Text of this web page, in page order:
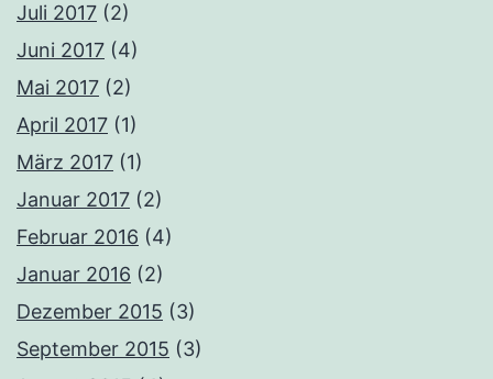
Juli 2017 (2)
Juni 2017 (4)
Mai 2017 (2)
April 2017 (1)
März 2017 (1)
Januar 2017 (2)
Februar 2016 (4)
Januar 2016 (2)
Dezember 2015 (3)
September 2015 (3)